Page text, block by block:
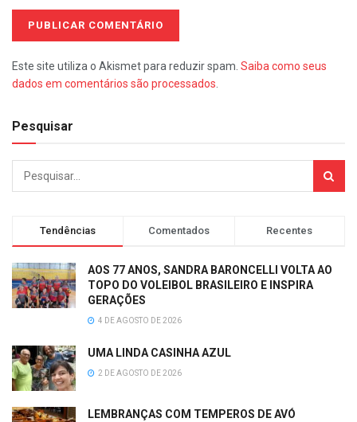
Este site utiliza o Akismet para reduzir spam. Saiba como seus
dados em comentários são processados.
Pesquisar
Tendências Comentados Recentes
AOS 77 ANOS, SANDRA BARONCELLI VOLTA AO
TOPO DO VOLEIBOL BRASILEIRO E INSPIRA
GERAÇÕES
4 DE AGOSTO DE 2026
UMA LINDA CASINHA AZUL
2 DE AGOSTO DE 2026
LEMBRANÇAS COM TEMPEROS DE AVÓ